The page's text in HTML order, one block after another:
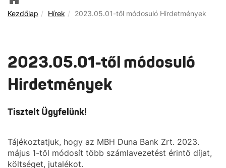
Kezdőlap Hírek 2023.05.01-től módosuló Hirdetmények
2023.05.01-től módosuló
Hirdetmények
Tisztelt Ügyfelünk!
Tájékoztatjuk, hogy az MBH Duna Bank Zrt. 2023.
május 1-től módosít több számlavezetést érintő díjat,
költséget, jutalékot.